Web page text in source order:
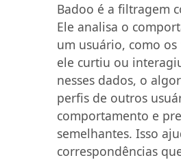
Badoo é a filtragem
Ele analisa o
um usuário, como
ele curtiu ou
nesses dados, o
perfis de outros
comportamento e
semelhantes. Isso
correspondências